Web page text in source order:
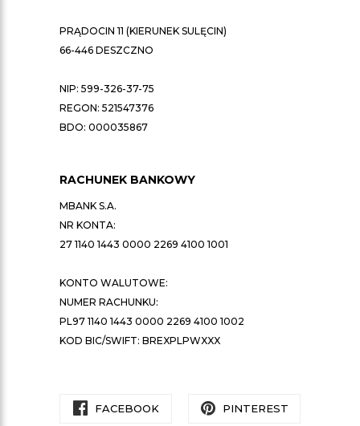
PRĄDOCIN 11 (KIERUNEK SULĘCIN)
66-446 DESZCZNO
NIP: 599-326-37-75
REGON: 521547376
BDO: 000035867
RACHUNEK BANKOWY
MBANK S.A.
NR KONTA:
27 1140 1443 0000 2269 4100 1001
KONTO WALUTOWE:
NUMER RACHUNKU:
PL97 1140 1443 0000 2269 4100 1002
KOD BIC/SWIFT: BREXPLPWXXX
FACEBOOK PINTEREST